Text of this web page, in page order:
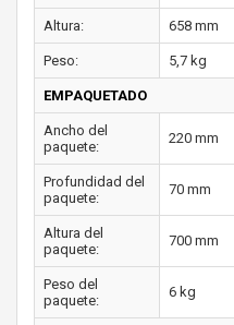
Altura: 658 mm
Peso: 5,7 kg
EMPAQUETADO
Ancho del
paquete:
220 mm
Profundidad del
paquete:
70 mm
Altura del
paquete:
700 mm
Peso del
paquete:
6 kg